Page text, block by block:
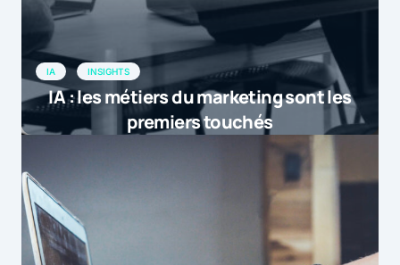
IA INSIGHTS
IA : les métiers du marketing sont les
premiers touchés